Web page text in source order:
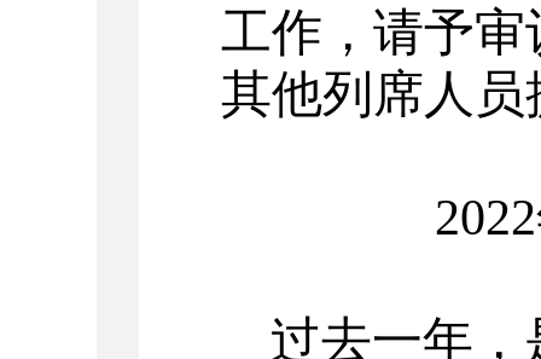
工作，请予
其他列席人
2022
过去一年